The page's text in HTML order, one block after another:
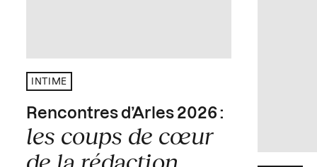
INTIME
Rencontres d’Arles 2026 :
les coups de cœur
de la rédaction